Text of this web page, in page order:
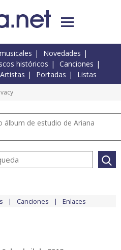
Novedades
históricos
Canciones
Artistas Portadas Listas
álbum de estudio de Ariana
Canciones Enlaces